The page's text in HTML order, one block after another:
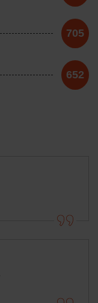
705
652